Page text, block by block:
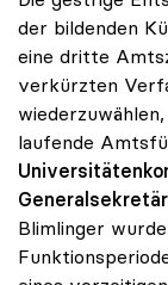
der bildenden
eine dritte
verkürzten
laufende
Blimlinger